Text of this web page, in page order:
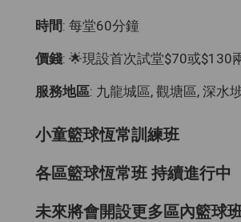
時間: 每堂60分鐘
價錢: 🌟現設首次試堂$70或$130
服務地區: 九龍城區, 觀塘區, 深水
小童籃球恆常訓練班
各區籃球恆常班 持續進行中
未來將會開設更多區內籃球